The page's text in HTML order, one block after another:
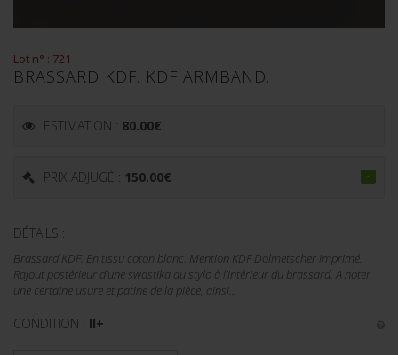
Lot n° : 721
BRASSARD KDF. KDF ARMBAND.
ESTIMATION : 80.00€
PRIX ADJUGÉ : 150.00€
DÉTAILS :
Brassard KDF. En tissu coton blanc. Mention KDF Dolmetscher imprimé.
Rajout postérieur d'une swastika au stylo à l'intérieur du brassard. A noter
une certaine usure et patine de la pièce, ainsi...
CONDITION : II+